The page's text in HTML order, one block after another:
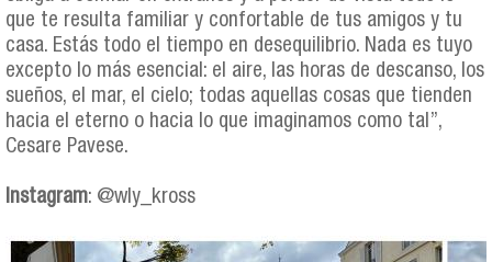
que te resulta familiar y confortable de tus amigos y tu
casa. Estás todo el tiempo en desequilibrio. Nada es tuyo
excepto lo más esencial: el aire, las horas de descanso, los
sueños, el mar, el cielo; todas aquellas cosas que tienden
hacia el eterno o hacia lo que imaginamos como tal”,
Cesare Pavese.
Instagram: @wly_kross